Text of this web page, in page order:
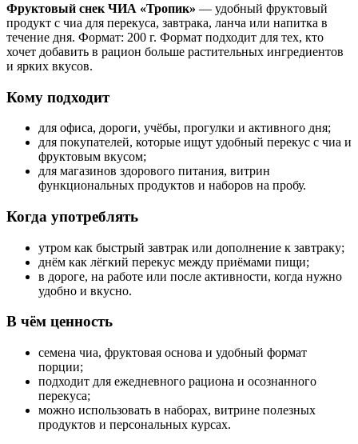
Фруктовый снек ЧИА «Тропик» — удобный фруктовый
продукт с чиа для перекуса, завтрака, ланча или напитка в
течение дня. Формат: 200 г. Формат подходит для тех, кто
хочет добавить в рацион больше растительных ингредиентов
и ярких вкусов.
Кому подходит
для офиса, дороги, учёбы, прогулки и активного дня;
для покупателей, которые ищут удобный перекус с чиа и
фруктовым вкусом;
для магазинов здорового питания, витрин
функциональных продуктов и наборов на пробу.
Когда употреблять
утром как быстрый завтрак или дополнение к завтраку;
днём как лёгкий перекус между приёмами пищи;
в дороге, на работе или после активности, когда нужно
удобно и вкусно.
В чём ценность
семена чиа, фруктовая основа и удобный формат
порции;
подходит для ежедневного рациона и осознанного
перекуса;
можно использовать в наборах, витрине полезных
продуктов и персональных курсах.